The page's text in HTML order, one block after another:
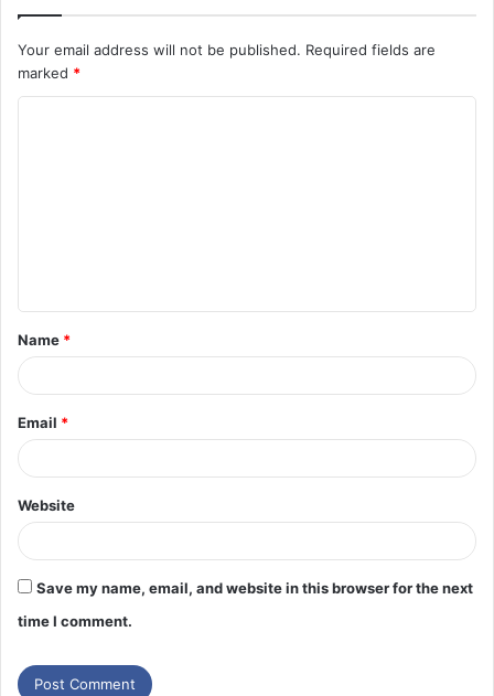
Your email address will not be published. Required fields are
marked *
Name *
Email *
Website
Save my name, email, and website in this browser for the next
time I comment.